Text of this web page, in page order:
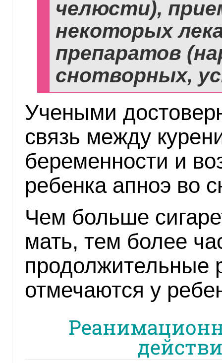
челюсти),
некоторых
препаратов
снотворных,
Учеными
связь между
беременности и
ребенка апноэ во
Чем больше
мать, тем более
продолжительные
отмечаются у